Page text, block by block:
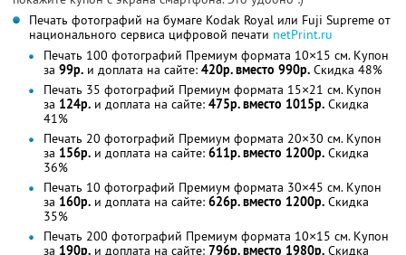
Печать фотографий на бумаге Kodak Royal или Fuji Supreme от
национального сервиса цифровой печати netPrint.ru
Печать 100 фотографий Премиум формата 10×15 см. Купон
за 99р. и доплата на сайте: 420р. вместо 990р. Скидка 48%
Печать 35 фотографий Премиум формата 15×21 см. Купон
за 124р. и доплата на сайте: 475р. вместо 1015р. Скидка
41%
Печать 20 фотографий Премиум формата 20×30 см. Купон
за 156р. и доплата на сайте: 611р. вместо 1200р. Скидка
36%
Печать 10 фотографий Премиум формата 30×45 см. Купон
за 160р. и доплата на сайте: 626р. вместо 1200р. Скидка
35%
Печать 200 фотографий Премиум формата 10×15 см. Купон
за 190р. и доплата на сайте: 796р. вместо 1980р. Скидка